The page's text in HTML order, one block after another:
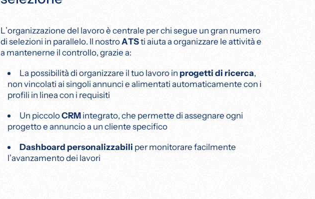
L’organizzazione del lavoro è centrale per chi segue un gran numero
di selezioni in parallelo. Il nostroATSti aiuta a organizzare le attività e
a mantenerne il controllo, grazie a:
La possibilità di organizzare il tuo lavoro in progetti di ricerca,
non vincolati ai singoli annunci e alimentati automaticamente con i
profili in linea con i requisiti
Un piccoloCRMintegrato, che permette di assegnare ogni
progetto e annuncio a un cliente specifico
Dashboard personalizzabili per monitorare facilmente
l’avanzamento dei lavori